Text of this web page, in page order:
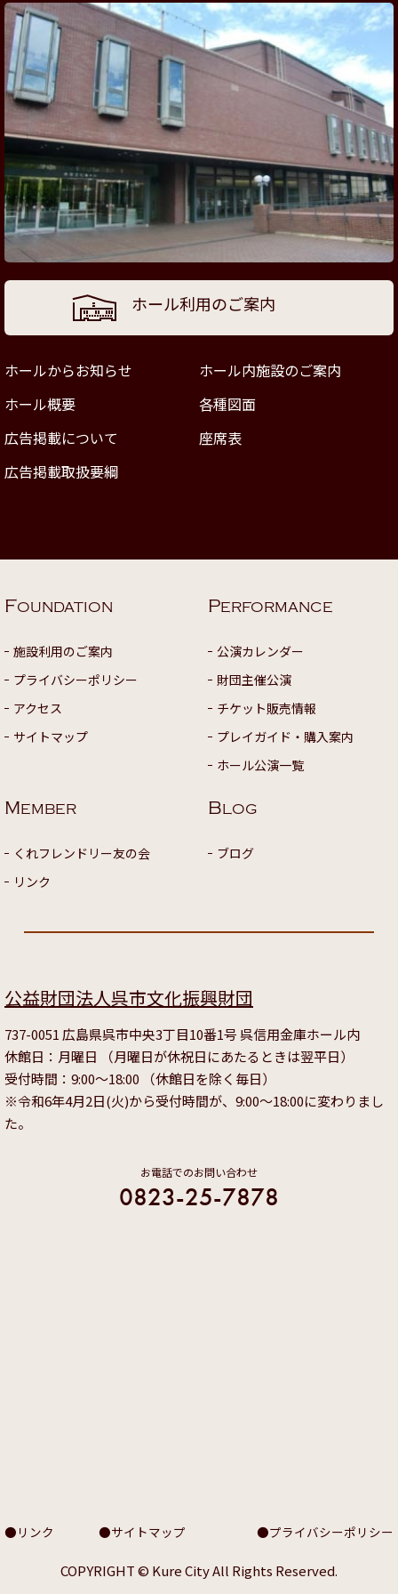
ホール利用のご案内
ホールからお知らせ
ホール内施設のご案内
ホール概要
各種図面
広告掲載について
座席表
広告掲載取扱要綱
FOUNDATION
施設利用のご案内
プライバシーポリシー
アクセス
サイトマップ
PERFORMANCE
公演カレンダー
財団主催公演
チケット販売情報
プレイガイド・購入案内
ホール公演一覧
MEMBER
くれフレンドリー友の会
リンク
BLOG
ブログ
公益財団法人呉市文化振興財団
737-0051 広島県呉市中央3丁目10番1号 呉信用金庫ホール内
休館日：月曜日 （月曜日が休祝日にあたるときは翌平日）
受付時間：9:00～18:00 （休館日を除く毎日）
※令和6年4月2日(火)から受付時間が、9:00～18:00に変わりまし
た。
お電話でのお問い合わせ
0823-25-7878
リンク サイトマップ プライバシーポリシー
COPYRIGHT © Kure City All Rights Reserved.